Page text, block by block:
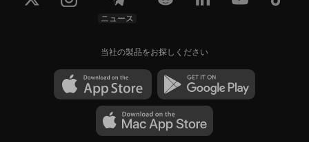
ニュース
当社の製品をお探しください